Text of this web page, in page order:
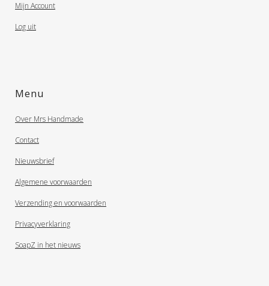
Mijn Account
Log uit
Menu
Over Mrs Handmade
Contact
Nieuwsbrief
Algemene voorwaarden
Verzending en voorwaarden
Privacyverklaring
SoapZ in het nieuws